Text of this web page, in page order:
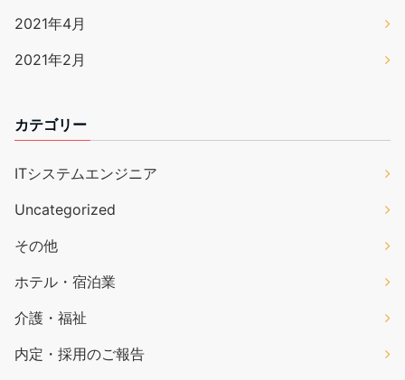
2021年4月
2021年2月
カテゴリー
ITシステムエンジニア
Uncategorized
その他
ホテル・宿泊業
介護・福祉
内定・採用のご報告